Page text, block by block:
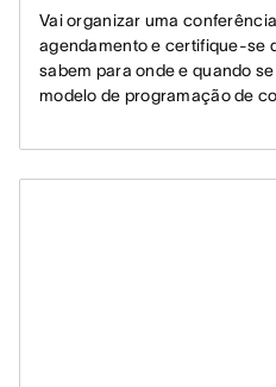
Vai organizar uma
agendamento e certifique-se
sabem para onde e quando
modelo de programação de